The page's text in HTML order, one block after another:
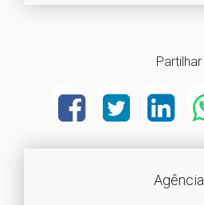
Partilhar
Agência